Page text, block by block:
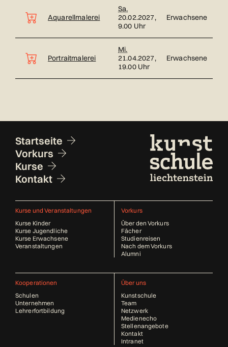
Aquarellmalerei
Sa.
20.02.2027,
9.00 Uhr
Erwachsene
Portraitmalerei
Mi.
21.04.2027,
19.00 Uhr
Erwachsene
Fusszeile
Startseite
Vorkurs
Kurse
Kontakt
Kurse und Veranstaltungen
Kurse Kinder
Kurse Jugendliche
Kurse Erwachsene
Veranstaltungen
Vorkurs
Über den Vorkurs
Fächer
Studienreisen
Nach dem Vorkurs
Alumni
Kooperationen
Schulen
Unternehmen
Lehrerfortbildung
Über uns
Kunstschule
Team
Netzwerk
Medienecho
Stellenangebote
Kontakt
Intranet